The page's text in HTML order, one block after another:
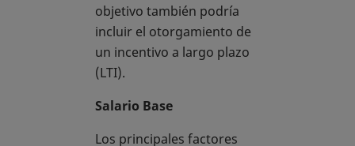
objetivo también podría
incluir el otorgamiento de
un incentivo a largo plazo
(LTI).
Salario Base
Los principales factores